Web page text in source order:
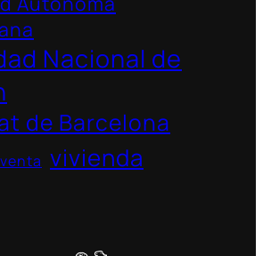
Nacional de
de Barcelona
venta vivienda